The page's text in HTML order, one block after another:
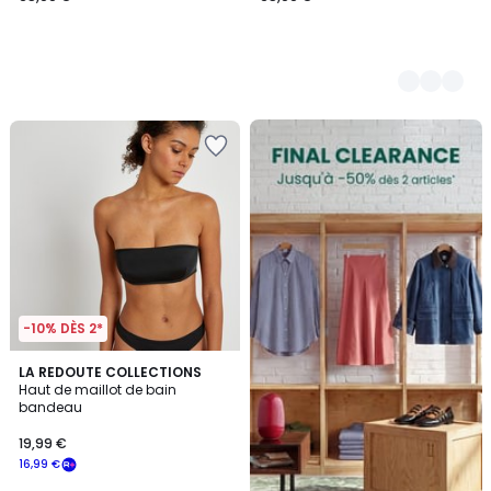
-10% DÈS 2*
LA REDOUTE COLLECTIONS
Haut de maillot de bain
bandeau
16,99 €
19,99 €
4,2
/ 5
FINAL
CLEARANCE